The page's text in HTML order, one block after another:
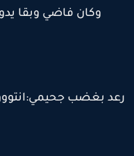
وكان فاضي وبقا
رعد بغضب